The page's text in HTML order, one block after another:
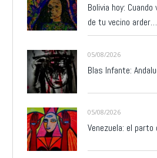
Bolivia hoy:
de tu vecino arder…
05/08/2026
Blas Infante:
05/08/2026
Venezuela: el parto